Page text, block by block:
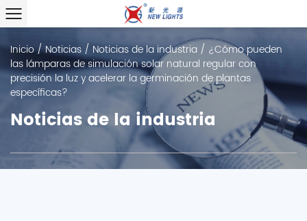
Inicio/Noticias / Noticias de la industria / ¿Cómo pueden
las lámparas de simulación solar natural regular con
precisión la luz y acelerar la germinación de plantas
específicas?
Noticias de la industria